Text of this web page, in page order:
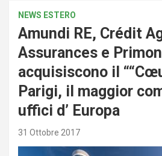
NEWS ESTERO
Amundi RE, Crédit
Assurances e
acquisiscono il
Parigi, il maggior
uffici d’ Europa
31 Ottobre 2017